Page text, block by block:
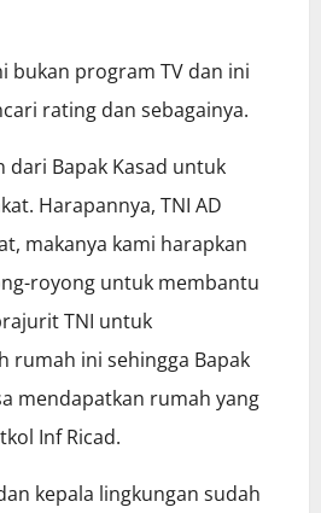
bukan program TV dan ini
rating dan sebagainya.
dari Bapak Kasad untuk
Harapannya, TNI AD
makanya kami harapkan
royong untuk membantu
TNI untuk
rumah ini sehingga Bapak
mendapatkan rumah yang
Inf Ricad.
kepala lingkungan sudah